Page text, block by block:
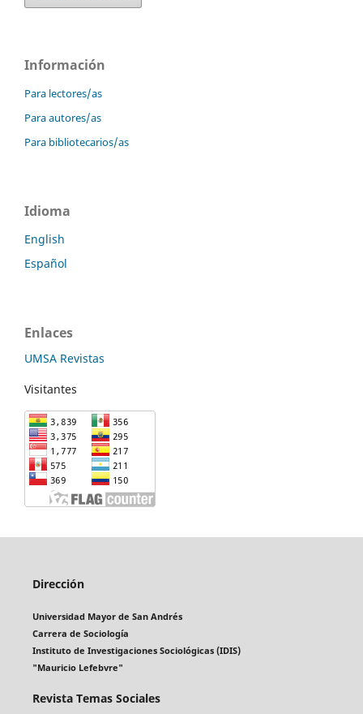
Información
Para lectores/as
Para autores/as
Para bibliotecarios/as
Idioma
English
Español
Enlaces
UMSA Revistas
Visitantes
Dirección
Universidad Mayor de San Andrés
Carrera de Sociología
Instituto de Investigaciones Sociológicas (IDIS)
"Mauricio Lefebvre"
Revista Temas Sociales